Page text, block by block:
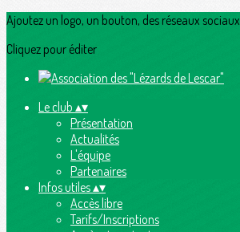
Ajoutez un logo, un bouton, des réseaux sociaux
Cliquez pour éditer
Le club ▴▾
Présentation
Actualités
L'équipe
Partenaires
Infos utiles▴▾
Accès libre
Tarifs/Inscriptions